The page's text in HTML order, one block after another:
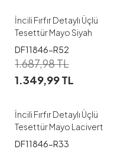
İncili Fırfır Detaylı Üçlü
Tesettür Mayo Siyah
DF11846-R52
1.687,98TL
1.349,99TL
38 40 42
48 50
İncili Fırfır Detaylı Üçlü
Tesettür Mayo Lacivert
DF11846-R33